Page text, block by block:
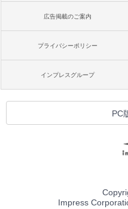
広告掲載のご案内
プライバシーポリシー
インプレスグループ
PC
Impress